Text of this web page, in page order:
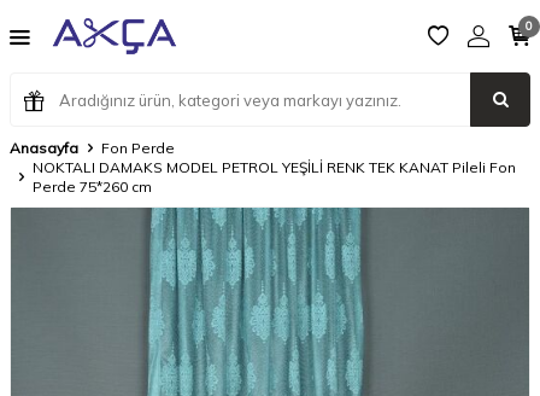
0
Anasayfa
Fon Perde
NOKTALI DAMAKS MODEL PETROL YEŞİLİ RENK TEK KANAT Pileli Fon
Perde 75*260 cm